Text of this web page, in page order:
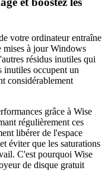
votre ordinateur entraîne
mises à jour Windows
résidus inutiles qui
inutiles occupent un
considérablement
grâce à Wise
régulièrement ces
libérer de l'espace
éviter que les saturations
C'est pourquoi Wise
de disque gratuit